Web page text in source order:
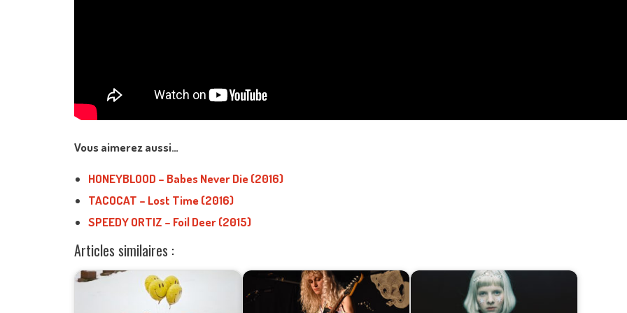
Vous aimerez aussi…
HONEYBLOOD – Babes Never Die (2016)
TACOCAT – Lost Time (2016)
SPEEDY ORTIZ – Foil Deer (2015)
Articles similaires :